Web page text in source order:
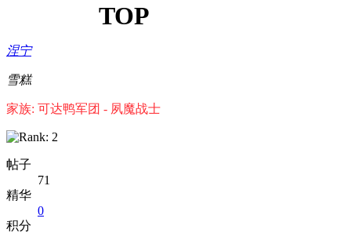
TOP
涅宁
雪糕
家族: 可达鸭军团 - 夙魔战士
帖子
71
精华
0
积分